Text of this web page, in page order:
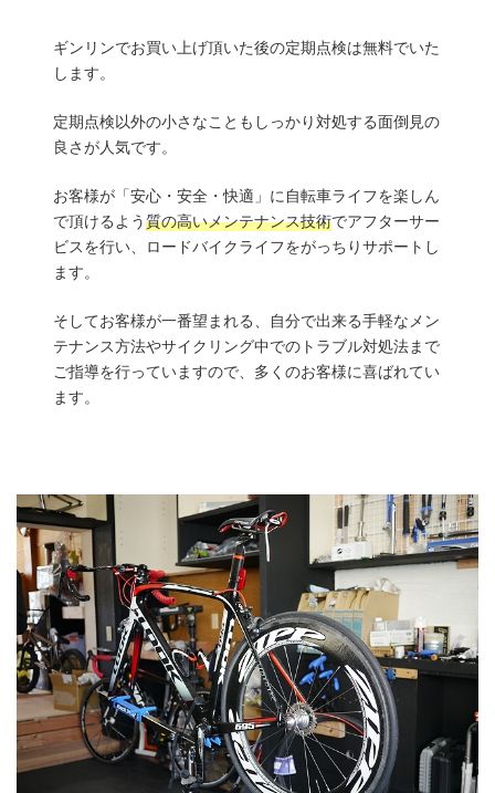
ギンリンでお買い上げ頂いた後の定期点検は無料でいた
します。
定期点検以外の小さなこともしっかり対処する面倒見の
良さが人気です。
お客様が「安心・安全・快適」に自転車ライフを楽しん
で頂けるよう質の高いメンテナンス技術でアフターサー
ビスを行い、ロードバイクライフをがっちりサポートし
ます。
​そしてお客様が一番望まれる、自分で出来る手軽なメン
テナンス方法やサイクリング中でのトラブル対処法まで
ご指導を行っていますので、多くのお客様に喜ばれてい
ます。